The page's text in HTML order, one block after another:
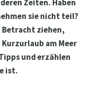
Zeiten. Haben
sie nicht teil?
Betracht ziehen,
am Meer
und erzählen
ist.